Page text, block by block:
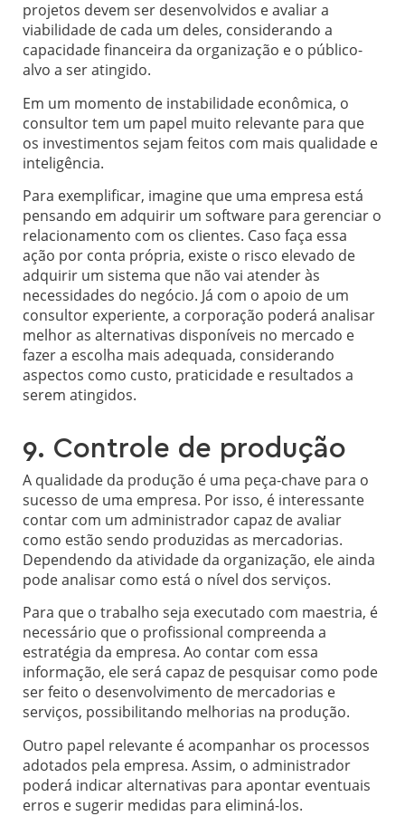
projetos devem ser desenvolvidos e avaliar a
viabilidade de cada um deles, considerando a
capacidade financeira da organização e o público-
alvo a ser atingido.
Em um momento de instabilidade econômica, o
consultor tem um papel muito relevante para que
os investimentos sejam feitos com mais qualidade e
inteligência.
Para exemplificar, imagine que uma empresa está
pensando em adquirir um software para gerenciar o
relacionamento com os clientes. Caso faça essa
ação por conta própria, existe o risco elevado de
adquirir um sistema que não vai atender às
necessidades do negócio. Já com o apoio de um
consultor experiente, a corporação poderá analisar
melhor as alternativas disponíveis no mercado e
fazer a escolha mais adequada, considerando
aspectos como custo, praticidade e resultados a
serem atingidos.
9. Controle de produção
A qualidade da produção é uma peça-chave para o
sucesso de uma empresa. Por isso, é interessante
contar com um administrador capaz de avaliar
como estão sendo produzidas as mercadorias.
Dependendo da atividade da organização, ele ainda
pode analisar como está o nível dos serviços.
Para que o trabalho seja executado com maestria, é
necessário que o profissional compreenda a
estratégia da empresa. Ao contar com essa
informação, ele será capaz de pesquisar como pode
ser feito o desenvolvimento de mercadorias e
serviços, possibilitando melhorias na produção.
Outro papel relevante é acompanhar os processos
adotados pela empresa. Assim, o administrador
poderá indicar alternativas para apontar eventuais
erros e sugerir medidas para eliminá-los.